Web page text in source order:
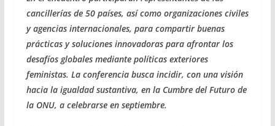
e
b
o
o
k
e
gr
a
m
at
s
A
p
p
ai
l
m
p
ar
ti
r
cancillerías de 50 países, así como organizaciones civiles
y agencias internacionales, para compartir buenas
prácticas y soluciones innovadoras para afrontar los
desafíos globales mediante políticas exteriores
feministas. La conferencia busca incidir, con una visión
hacia la igualdad sustantiva, en la Cumbre del Futuro de
la ONU, a celebrarse en septiembre.